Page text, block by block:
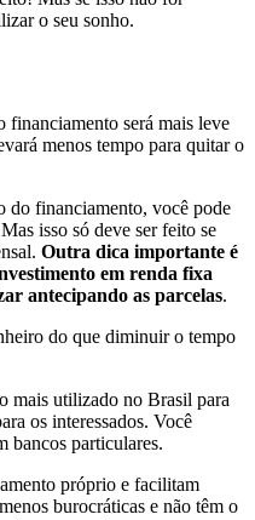
o seu sonho.
financiamento será mais leve
menos tempo para quitar o
do financiamento, você pode
isso só deve ser feito se
Outra dica importante é
em renda fixa
antecipando as parcelas.
do que diminuir o tempo
mais utilizado no Brasil para
os interessados. Você
bancos particulares.
próprio e facilitam
burocráticas e não têm o